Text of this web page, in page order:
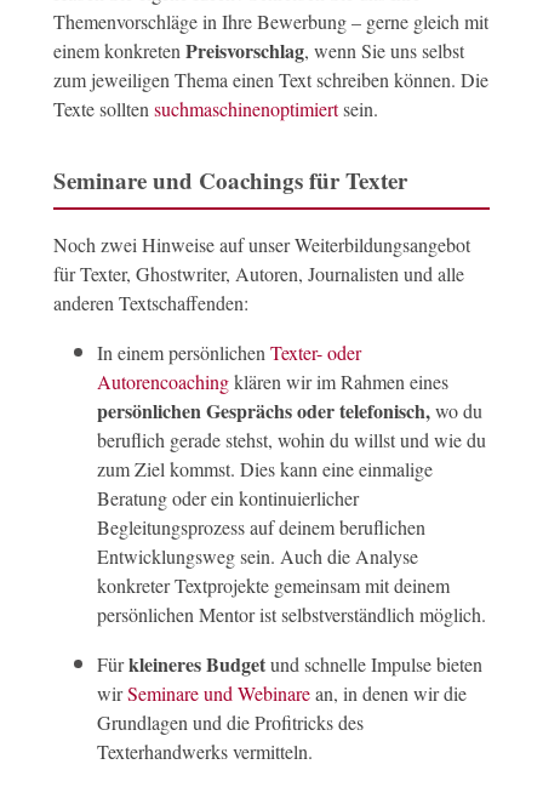
Themenvorschläge in Ihre Bewerbung – gerne gleich mit
einem konkreten Preisvorschlag, wenn Sie uns selbst
zum jeweiligen Thema einen Text schreiben können. Die
Texte sollten suchmaschinenoptimiertsein.
Seminare und Coachings für Texter
Noch zwei Hinweise auf unser Weiterbildungsangebot
für Texter, Ghostwriter, Autoren, Journalisten und alle
anderen Textschaffenden:
In einem persönlichen Texter- oder
Autorencoachingklären wir im Rahmen eines
persönlichen Gesprächs oder telefonisch,wo du
beruflich gerade stehst, wohin du willst und wie du
zum Ziel kommst. Dies kann eine einmalige
Beratung oder ein kontinuierlicher
Begleitungsprozess auf deinem beruflichen
Entwicklungsweg sein. Auch die Analyse
konkreter Textprojekte gemeinsam mit deinem
persönlichen Mentor ist selbstverständlich möglich.
Fürkleineres Budgetund schnelle Impulse bieten
wirSeminare und Webinarean, in denen wir die
Grundlagen und die Profitricks des
Texterhandwerks vermitteln.